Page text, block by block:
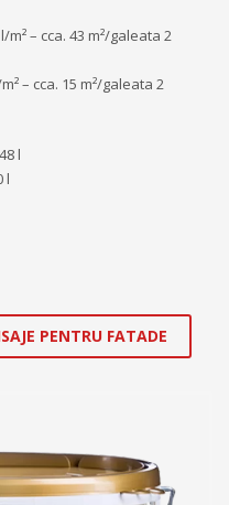
m² – cca. 43 m²/galeata 2
– cca. 15 m²/galeata 2
l
l
PENTRU FATADE